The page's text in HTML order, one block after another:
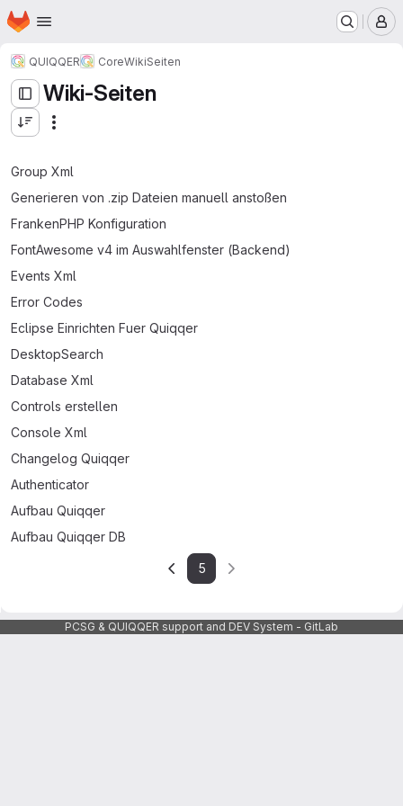
Zum Hauptinhalt springen
Startseite
QUIQQER CoreWikiSeiten
Wiki-Seiten
Group Xml
Generieren von .zip Dateien manuell anstoßen
FrankenPHP Konfiguration
FontAwesome v4 im Auswahlfenster (Backend)
Events Xml
Error Codes
Eclipse Einrichten Fuer Quiqqer
DesktopSearch
Database Xml
Controls erstellen
Console Xml
Changelog Quiqqer
Authenticator
Aufbau Quiqqer
Aufbau Quiqqer DB
5
PCSG & QUIQQER support and DEV System - GitLab